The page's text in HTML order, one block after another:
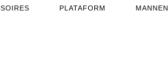
PLATAFORM MANNEN